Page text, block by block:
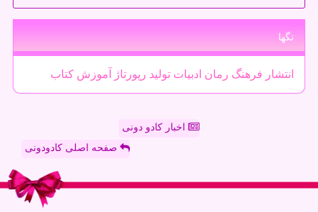
تگها
انتشار فرهنگ رمان ادبیات تولید رپورتاژ آموزش كتاب
اخبار کادو دونی
صفحه اصلی کادودونی